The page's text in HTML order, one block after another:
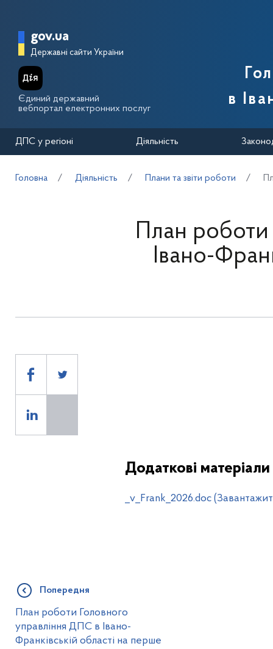
Головна сторінка Державної
gov.ua
Державні сайти України
Єдиний державний
вебпортал електронних послуг
в
ДПС у регіоні Діяльність
Головна Діяльність Плани та звіти роботи
План роботи
Івано-
Додаткові матеріали
_v_Frank_2026.doc
Попередня
План роботи Головного
управління ДПС в Івано-
Франківській області на перше